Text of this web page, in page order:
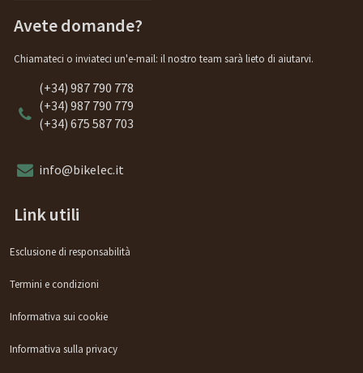
Avete domande?
Chiamateci o inviateci un'e-mail: il nostro team sarà lieto di aiutarvi.
(+34) 987 790 778
(+34) 987 790 779
(+34) 675 587 703
info@bikelec.it
Link utili
Esclusione di responsabilità
Termini e condizioni
Informativa sui cookie
Informativa sulla privacy